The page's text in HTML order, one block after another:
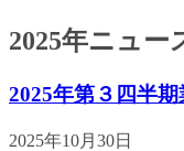
2025年ニュ
2025年第３四半
2025年10月30日